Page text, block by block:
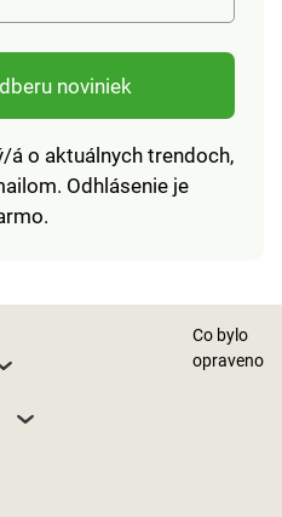
noviniek
á o aktuálnych trendoch,
Odhlásenie je
Co bylo
opraveno